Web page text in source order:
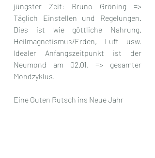
jüngster Zeit: Bruno Gröning =>
Täglich Einstellen und Regelungen.
Dies ist wie göttliche Nahrung.
Heilmagnetismus/Erden, Luft usw.
Idealer Anfangszeitpunkt ist der
Neumond am 02.01. => gesamter
Mondzyklus.
Eine Guten Rutsch ins Neue Jahr